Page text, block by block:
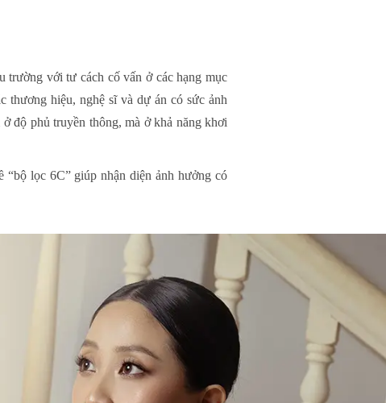
trường với tư cách cố vấn ở các hạng mục
thương hiệu, nghệ sĩ và dự án có sức ảnh
độ phủ truyền thông, mà ở khả năng khơi
lọc 6C” giúp nhận diện ảnh hưởng có